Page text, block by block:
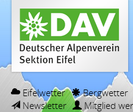
Eifelwetter Bergwetter
Newsletter
Mitglied